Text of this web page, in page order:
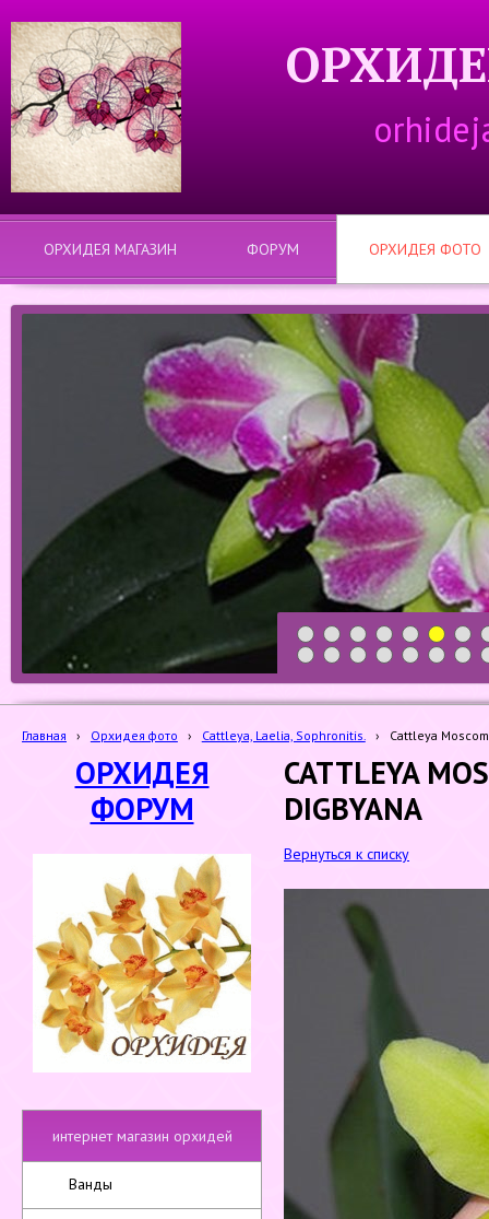
ОРХИДЕЯ МАГАЗИН ФОРУМ ОРХИДЕЯ ФОТО
1 2 3 4 5 6 7
8
19 20 21 22 23 24 25
Главная › Орхидея фото › Cattleya, Laelia, Sophronitis. › Cattleya
ОРХИДЕЯ
ФОРУМ
интернет магазин орхидей
Ванды
CATTLEYA
DIGBYANA
Вернуться к списку